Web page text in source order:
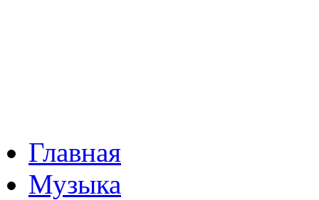
Главная
Музыка